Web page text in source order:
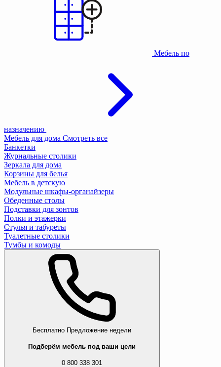
Мебель по
назначению
Мебель для дома Смотреть все
Банкетки
Журнальные столики
Зеркала для дома
Корзины для белья
Мебель в детскую
Модульные шкафы-органайзеры
Обеденные столы
Подставки для зонтов
Полки и этажерки
Стулья и табуреты
Туалетные столики
Тумбы и комоды
Бесплатно Предложение недели
Подберём мебель под ваши цели
0 800 338 301